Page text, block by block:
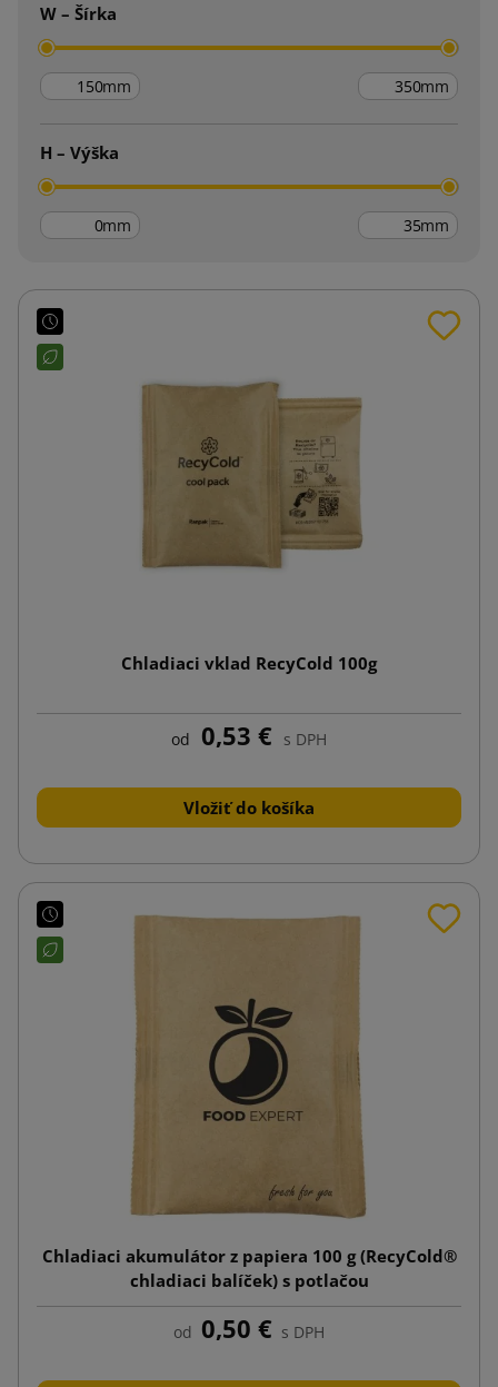
W – Šírka
mm mm
H – Výška
mm mm
Chladiaci vklad RecyCold 100g
od 0,53 € s DPH
Vložiť do košíka
Chladiaci akumulátor z papiera 100 g (RecyCold®
chladiaci balíček) s potlačou
od 0,50 € s DPH